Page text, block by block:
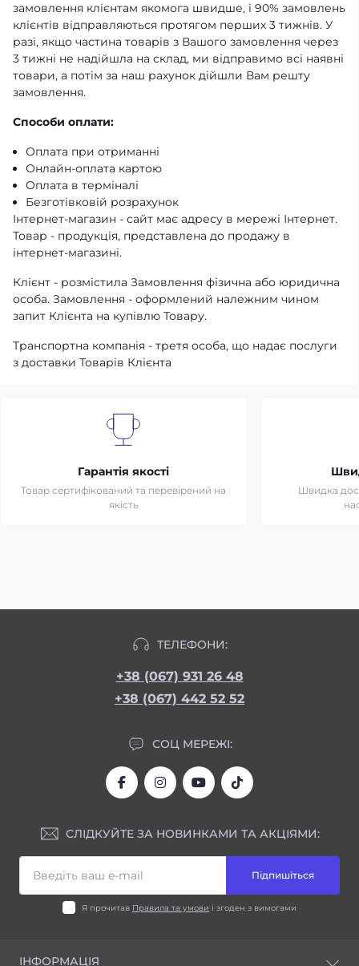
замовлення клієнтам якомога швидше, і 90% замовлень
клієнтів відправляються протягом перших 3 тижнів. У
разі, якщо частина товарів з Вашого замовлення через
3 тижні не надійшла на склад, ми відправимо всі наявні
товари, а потім за наш рахунок дійшли Вам решту
замовлення.
Способи оплати:
Оплата при отриманні
Онлайн-оплата картою
Оплата в терміналі
Безготівковій розрахунок
Інтернет-магазин - сайт має адресу в мережі Інтернет.
Товар - продукція, представлена ​​до продажу в
інтернет-магазині.
Клієнт - розмістила Замовлення фізична або юридична
особа. Замовлення - оформлений належним чином
запит Клієнта на купівлю Товару.
Транспортна компанія - третя особа, що надає послуги
з доставки Товарів Клієнта
Гарантія якості
Товар сертифікований та перевірений на
якість
Швидка
ТЕЛЕФОНИ:
+38 (067) 931 26 48
+38 (067) 442 52 52
СОЦ МЕРЕЖІ:
СЛІДКУЙТЕ ЗА НОВИНКАМИ ТА АКЦІЯМИ:
Підпишіться
Я прочитав Правила та умови і згоден з вимогами
ІНФОРМАЦІЯ